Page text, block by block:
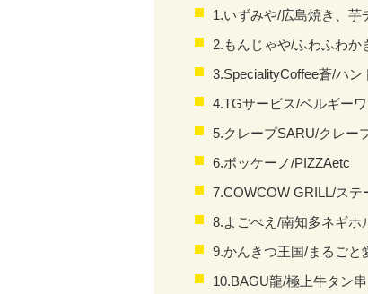
1.いずみや/広島焼き、芋
2.もんじゃや/ふわふわか
3.SpecialityCoffee蒼/ハン
4.TGサービス/ベルギー
5.クレープSARU/クレー
6.ボッケーノ/PIZZAetc
7.COWCOW GRILL/ス
8.よごべえ/南知多ネギホ
9.かんきつ王国/まるごと
10.BAGU龍/極上牛タン